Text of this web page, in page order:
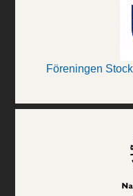
Föreningen